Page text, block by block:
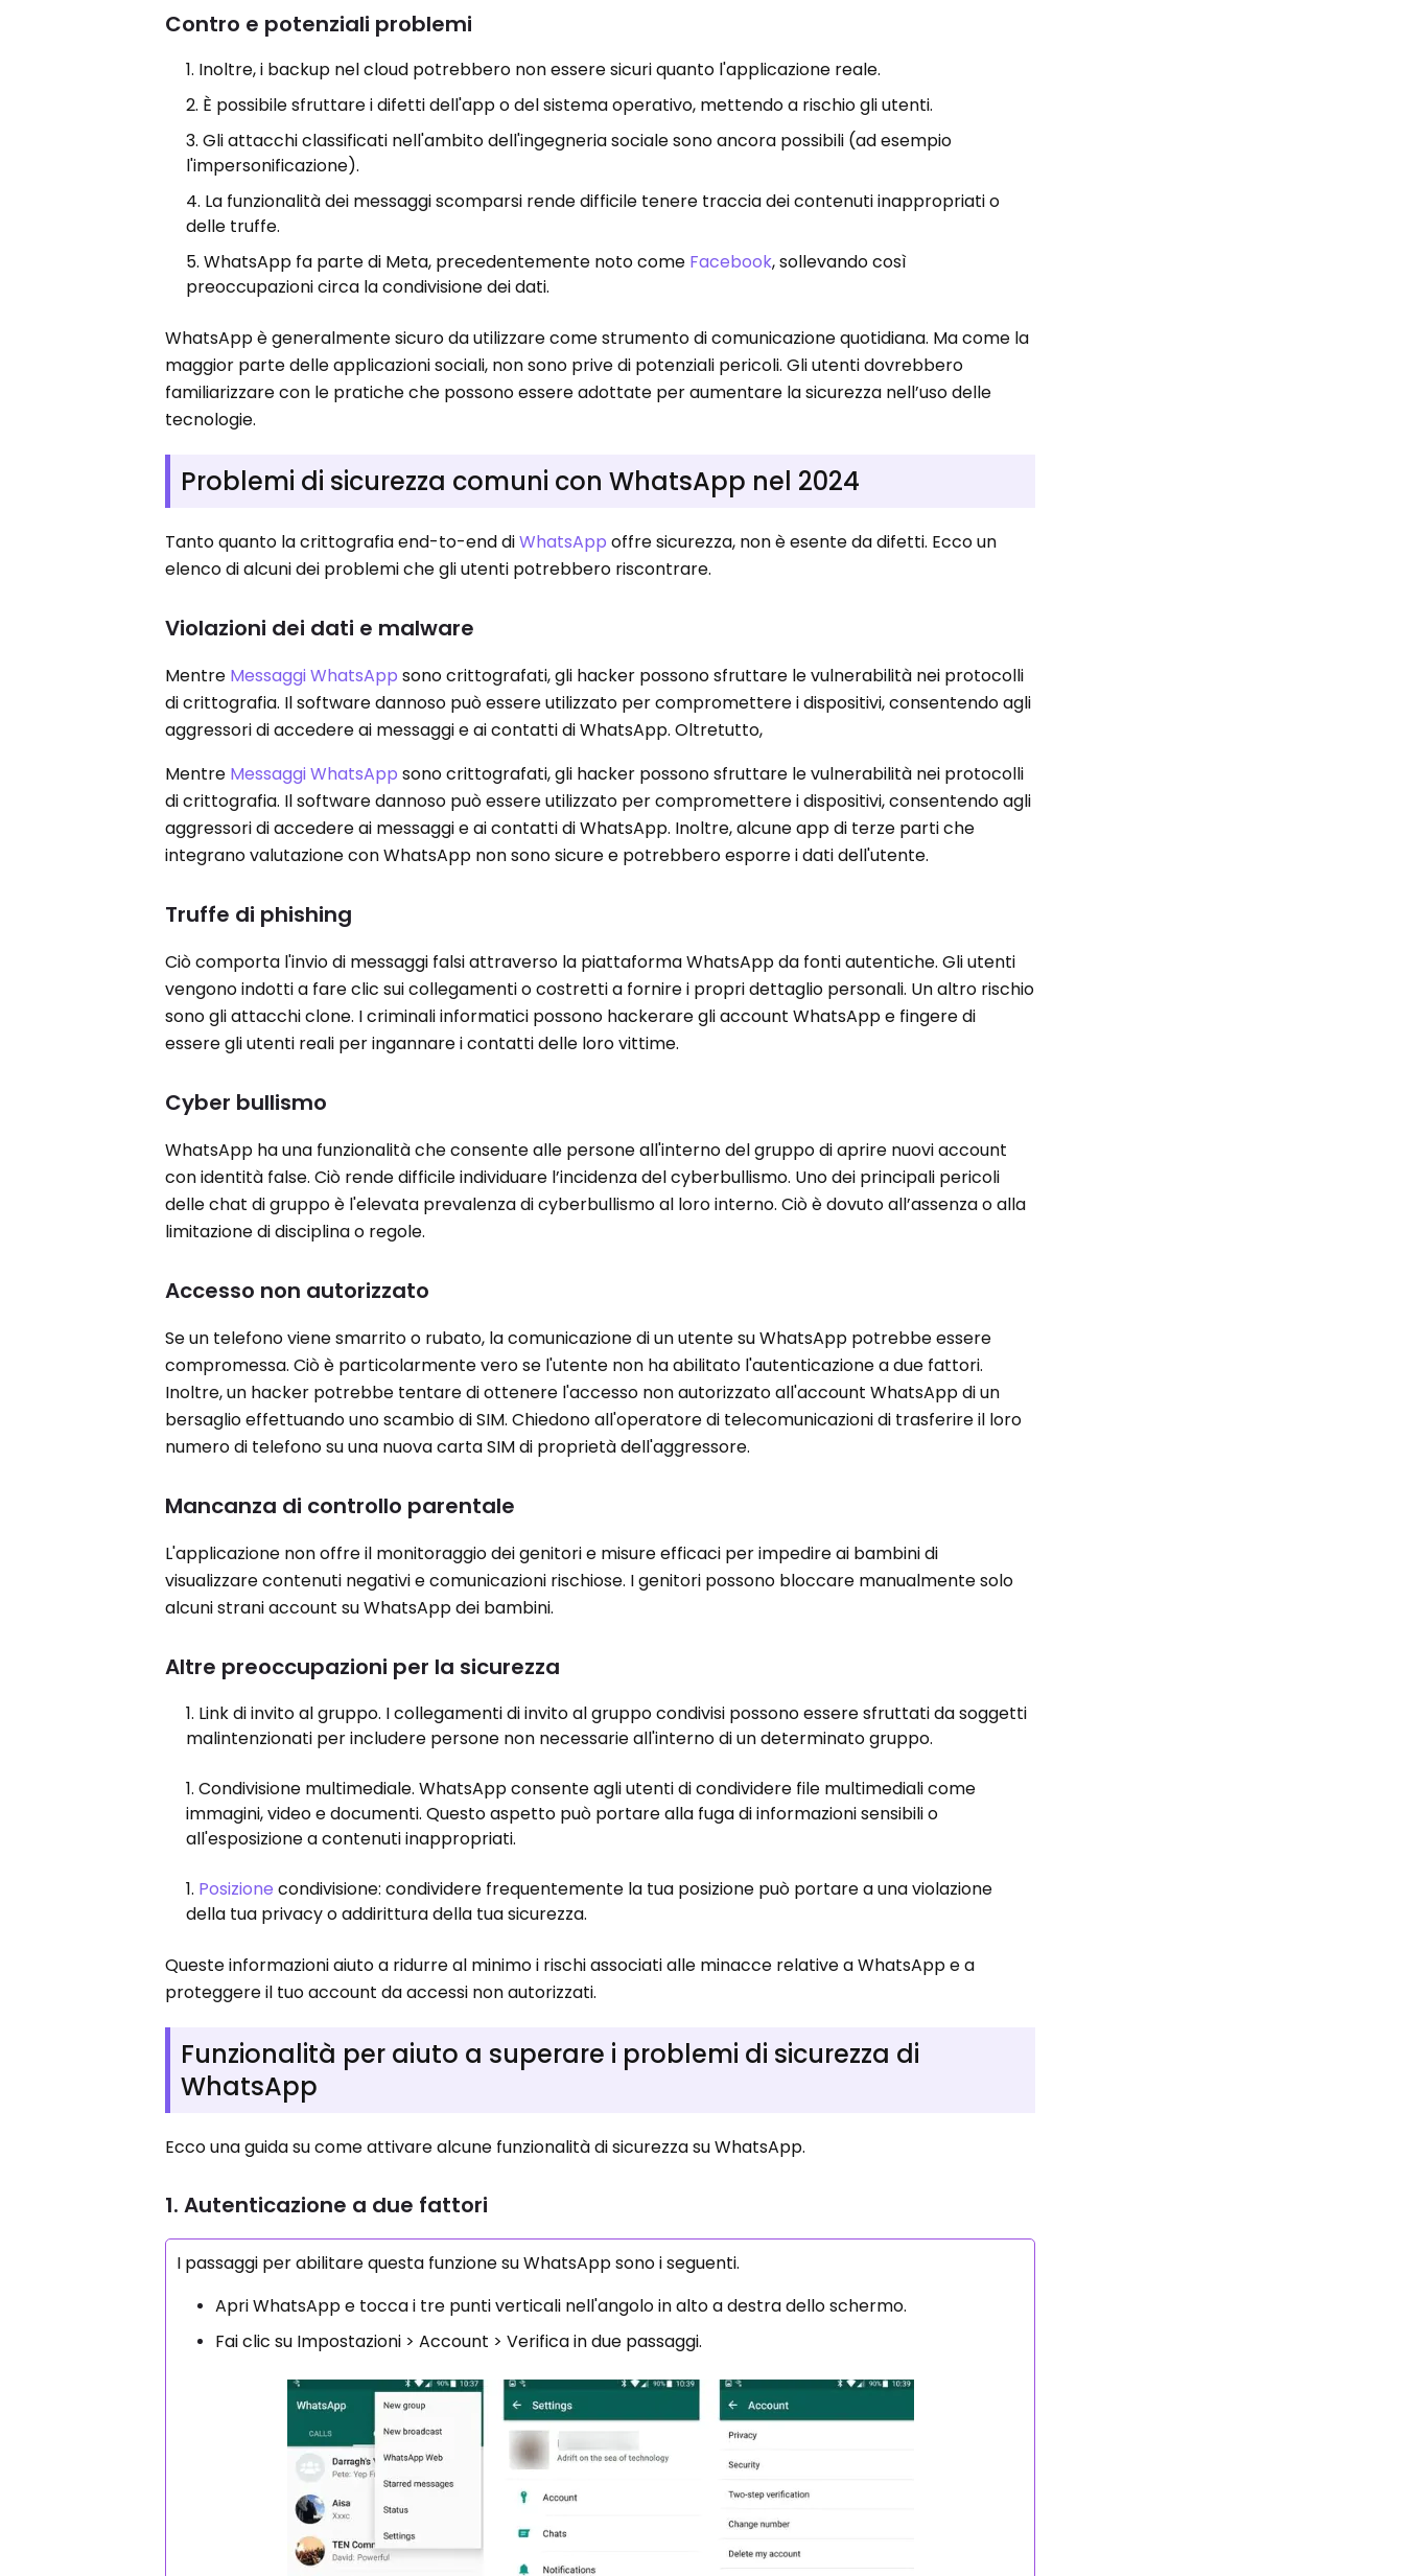
Contro e potenziali problemi
Inoltre, i backup nel cloud potrebbero non essere sicuri quanto l'applicazione reale.
È possibile sfruttare i difetti dell'app o del sistema operativo, mettendo a rischio gli utenti.
Gli attacchi classificati nell'ambito dell'ingegneria sociale sono ancora possibili (ad esempio
l'impersonificazione).
La funzionalità dei messaggi scomparsi rende difficile tenere traccia dei contenuti inappropriati o
delle truffe.
WhatsApp fa parte di Meta, precedentemente noto come Facebook, sollevando così
preoccupazioni circa la condivisione dei dati.
WhatsApp è generalmente sicuro da utilizzare come strumento di comunicazione quotidiana. Ma come la
maggior parte delle applicazioni sociali, non sono prive di potenziali pericoli. Gli utenti dovrebbero
familiarizzare con le pratiche che possono essere adottate per aumentare la sicurezza nell’uso delle
tecnologie.
Problemi di sicurezza comuni con WhatsApp nel 2024
Tanto quanto la crittografia end-to-end diWhatsApp offre sicurezza, non è esente da difetti. Ecco un
elenco di alcuni dei problemi che gli utenti potrebbero riscontrare.
Violazioni dei dati e malware
Mentre Messaggi WhatsApp sono crittografati, gli hacker possono sfruttare le vulnerabilità nei protocolli
di crittografia. Il software dannoso può essere utilizzato per compromettere i dispositivi, consentendo agli
aggressori di accedere ai messaggi e ai contatti di WhatsApp. Oltretutto,
Mentre Messaggi WhatsApp sono crittografati, gli hacker possono sfruttare le vulnerabilità nei protocolli
di crittografia. Il software dannoso può essere utilizzato per compromettere i dispositivi, consentendo agli
aggressori di accedere ai messaggi e ai contatti di WhatsApp. Inoltre, alcune app di terze parti che
integrano valutazione con WhatsApp non sono sicure e potrebbero esporre i dati dell'utente.
Truffe di phishing
Ciò comporta l'invio di messaggi falsi attraverso la piattaforma WhatsApp da fonti autentiche. Gli utenti
vengono indotti a fare clic sui collegamenti o costretti a fornire i propri dettaglio personali. Un altro rischio
sono gli attacchi clone. I criminali informatici possono hackerare gli account WhatsApp e fingere di
essere gli utenti reali per ingannare i contatti delle loro vittime.
Cyber ​​bullismo
WhatsApp ha una funzionalità che consente alle persone all'interno del gruppo di aprire nuovi account
con identità false. Ciò rende difficile individuare l’incidenza del cyberbullismo. Uno dei principali pericoli
delle chat di gruppo è l'elevata prevalenza di cyberbullismo al loro interno. Ciò è dovuto all’assenza o alla
limitazione di disciplina o regole.
Accesso non autorizzato
Se un telefono viene smarrito o rubato, la comunicazione di un utente su WhatsApp potrebbe essere
compromessa. Ciò è particolarmente vero se l'utente non ha abilitato l'autenticazione a due fattori.
Inoltre, un hacker potrebbe tentare di ottenere l'accesso non autorizzato all'account WhatsApp di un
bersaglio effettuando uno scambio di SIM. Chiedono all'operatore di telecomunicazioni di trasferire il loro
numero di telefono su una nuova carta SIM di proprietà dell'aggressore.
Mancanza di controllo parentale
L'applicazione non offre il monitoraggio dei genitori e misure efficaci per impedire ai bambini di
visualizzare contenuti negativi e comunicazioni rischiose. I genitori possono bloccare manualmente solo
alcuni strani account su WhatsApp dei bambini.
Altre preoccupazioni per la sicurezza
Link di invito al gruppo. I collegamenti di invito al gruppo condivisi possono essere sfruttati da soggetti
malintenzionati per includere persone non necessarie all'interno di un determinato gruppo.
Condivisione multimediale. WhatsApp consente agli utenti di condividere file multimediali come
immagini, video e documenti. Questo aspetto può portare alla fuga di informazioni sensibili o
all'esposizione a contenuti inappropriati.
Posizione condivisione: condividere frequentemente la tua posizione può portare a una violazione
della tua privacy o addirittura della tua sicurezza.
Queste informazioni aiuto a ridurre al minimo i rischi associati alle minacce relative a WhatsApp e a
proteggere il tuo account da accessi non autorizzati.
Funzionalità per aiuto a superare i problemi di sicurezza di
WhatsApp
Ecco una guida su come attivare alcune funzionalità di sicurezza su WhatsApp.
1. Autenticazione a due fattori
I passaggi per abilitare questa funzione su WhatsApp sono i seguenti.
Apri WhatsApp e tocca i tre punti verticali nell'angolo in alto a destra dello schermo.
Fai clic su Impostazioni > Account > Verifica in due passaggi.